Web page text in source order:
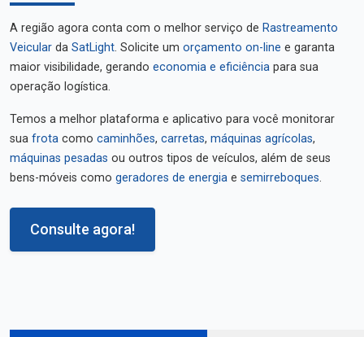
A região agora conta com o melhor serviço de Rastreamento
Veicular da SatLight. Solicite um orçamento on-line e garanta
maior visibilidade, gerando economia e eficiência para sua
operação logística.
Temos a melhor plataforma e aplicativo para você monitorar
sua frota como caminhões, carretas, máquinas agrícolas,
máquinas pesadas ou outros tipos de veículos, além de seus
bens-móveis como geradores de energia e semirreboques.
Consulte agora!